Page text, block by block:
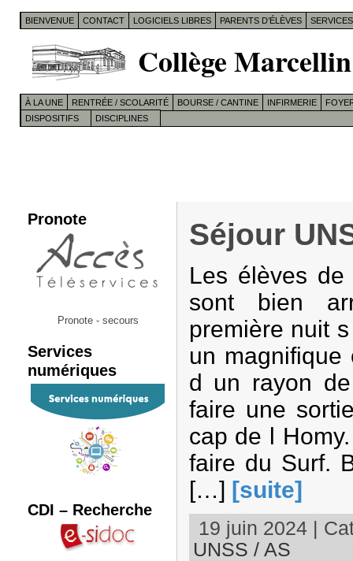
BIENVENUE CONTACT LOGICIELS LIBRES PARENTS D’ÉLÈVES
Collège
À LA UNE RENTRÉE / SCOLARITÉ BOURSE / CANTINE INFIRMERIE
DISPOSITIFS
DISCIPLINES
Pronote
Pronote - secours
Services
numériques
CDI – Recherche
Séjour
Les élèves
sont bien
première nuit
un magnifique
d un rayon
faire une
cap de l
faire du Surf.
[…] [suite]
19 juin 2024 |
UNSS / AS